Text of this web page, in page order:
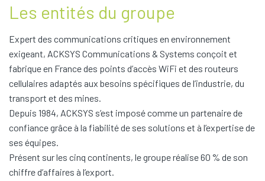
Les entités du groupe
Expert des communications critiques en environnement
exigeant, ACKSYS Communications & Systems conçoit et
fabrique en France des points d’accès WiFi et des routeurs
cellulaires adaptés aux besoins spécifiques de l’industrie, du
transport et des mines.
Depuis 1984, ACKSYS s’est imposé comme un partenaire de
confiance grâce à la fiabilité de ses solutions et à l’expertise de
ses équipes.
Présent sur les cinq continents, le groupe réalise 60 % de son
chiffre d’affaires à l’export.